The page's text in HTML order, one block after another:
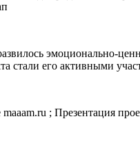
эмоционально-
стали его активными
; Презентация